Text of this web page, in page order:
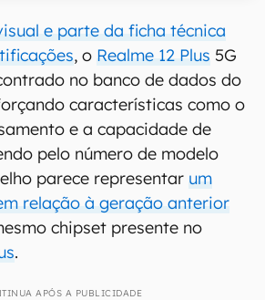
e parte da ficha técnica
, o Realme 12 Plus 5G
no banco de dados do
características como o
e a capacidade de
pelo número de modelo
parece representar um
relação à geração anterior
chipset presente no
.
APÓS A PUBLICIDADE